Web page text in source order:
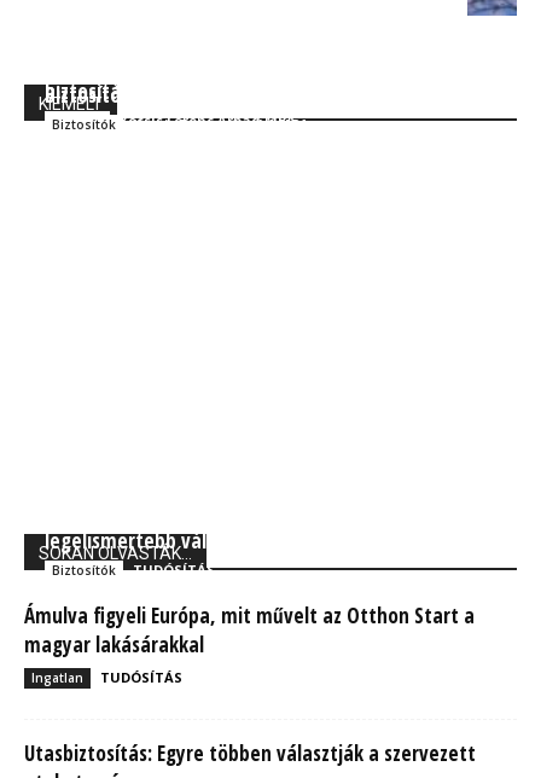
KIEMELT
biztosítás jövője!
Szakmai Kocsis Ferenc Árpád MBA
Biztosítónál
Biztosítók Kocsis Ferenc Árpád MBA
SOKAN OLVASTÁK...
legelismertebb vállalata között
Biztosítók TUDÓSÍTÁS
Ámulva figyeli Európa, mit művelt az Otthon Start a
magyar lakásárakkal
Ingatlan TUDÓSÍTÁS
Utasbiztosítás: Egyre többen választják a szervezett